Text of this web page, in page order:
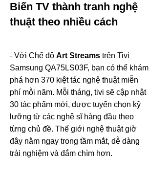
Biến TV thành tranh nghệ
thuật theo nhiều cách
- Với Chế độ Art Streams trên Tivi
Samsung QA75LS03F, bạn có thể khám
phá hơn 370 kiệt tác nghệ thuật miễn
phí mỗi năm. Mỗi tháng, tivi sẽ cập nhật
30 tác phẩm mới, được tuyển chọn kỹ
lưỡng từ các nghệ sĩ hàng đầu theo
từng chủ đề. Thế giới nghệ thuật giờ
đây nằm ngay trong tầm mắt, dễ dàng
trải nghiệm và đắm chìm hơn.